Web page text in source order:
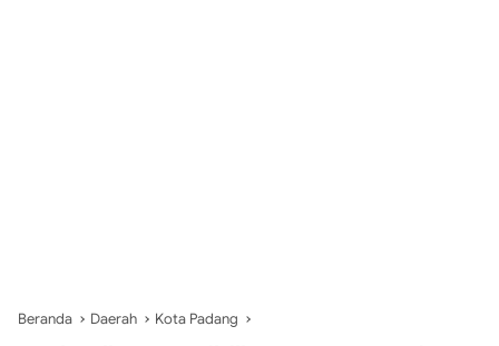
Beranda Daerah Kota Padang